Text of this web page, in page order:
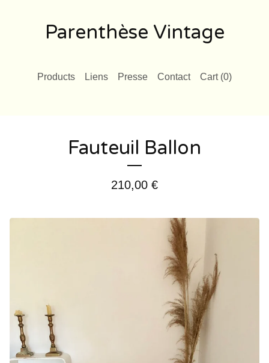
Parenthèse Vintage
Products Liens Presse Contact Cart (0)
Fauteuil Ballon
210,00 €